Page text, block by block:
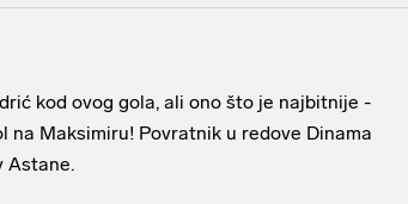
kod ovog gola, ali ono što je najbitnije -
na Maksimiru! Povratnik u redove Dinama
Astane.